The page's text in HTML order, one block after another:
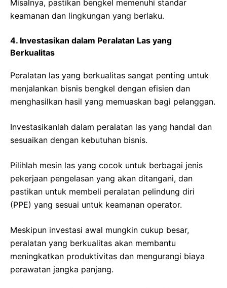
Misalnya, pastikan bengkel memenuhi standar
keamanan dan lingkungan yang berlaku.
4. Investasikan dalam Peralatan Las yang
Berkualitas
Peralatan las yang berkualitas sangat penting untuk
menjalankan bisnis bengkel dengan efisien dan
menghasilkan hasil yang memuaskan bagi pelanggan.
Investasikanlah dalam peralatan las yang handal dan
sesuaikan dengan kebutuhan bisnis.
Pilihlah mesin las yang cocok untuk berbagai jenis
pekerjaan pengelasan yang akan ditangani, dan
pastikan untuk membeli peralatan pelindung diri
(PPE) yang sesuai untuk keamanan operator.
Meskipun investasi awal mungkin cukup besar,
peralatan yang berkualitas akan membantu
meningkatkan produktivitas dan mengurangi biaya
perawatan jangka panjang.